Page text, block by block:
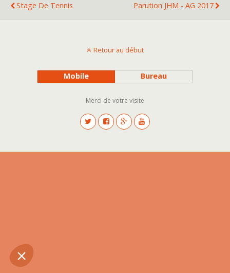
Stage De Tennis
Parution JHM - AG 2017
Retour au début
Mobile Bureau
Merci de votre visite